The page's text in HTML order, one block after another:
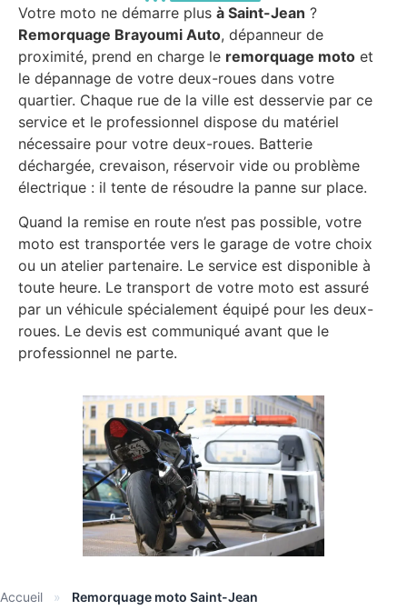
Votre moto ne démarre plus à Saint-Jean ?
Remorquage Brayoumi Auto, dépanneur de
proximité, prend en charge le remorquage moto et
le dépannage de votre deux-roues dans votre
quartier. Chaque rue de la ville est desservie par ce
service et le professionnel dispose du matériel
nécessaire pour votre deux-roues. Batterie
déchargée, crevaison, réservoir vide ou problème
électrique : il tente de résoudre la panne sur place.
Quand la remise en route n’est pas possible, votre
moto est transportée vers le garage de votre choix
ou un atelier partenaire. Le service est disponible à
toute heure. Le transport de votre moto est assuré
par un véhicule spécialement équipé pour les deux-
roues. Le devis est communiqué avant que le
professionnel ne parte.
Accueil » Remorquage moto Saint-Jean